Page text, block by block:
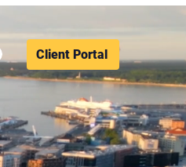
Client Portal